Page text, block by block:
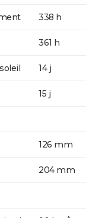
338 h
361 h
14 j
15 j
126 mm
204 mm